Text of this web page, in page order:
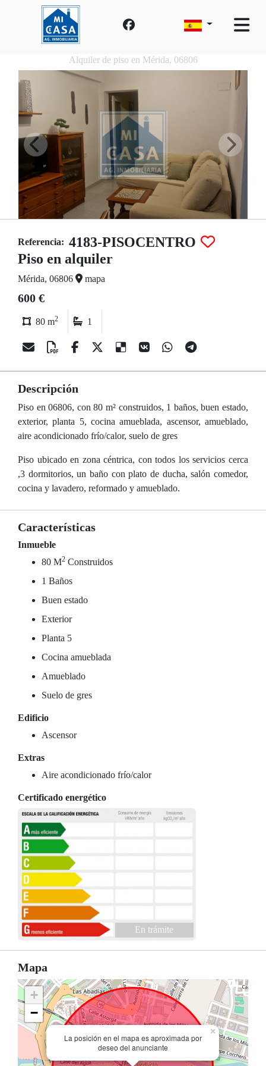
Alquiler de piso en Mérida, 06806
Referencia: 4183-PISOCENTRO
Piso en alquiler
Mérida, 06806 mapa
600 €
80 m2 1
Descripción
Piso en 06806, con 80 m² construidos, 1 baños, buen estado,
exterior, planta 5, cocina amueblada, ascensor, amueblado,
aire acondicionado frío/calor, suelo de gres
Piso ubicado en zona céntrica, con todos los servicios cerca
,3 dormitorios, un baño con plato de ducha, salón comedor,
cocina y lavadero, reformado y amueblado.
Características
Inmueble
80 M2 Construidos
1 Baños
Buen estado
Exterior
Planta 5
Cocina amueblada
Amueblado
Suelo de gres
Edificio
Ascensor
Extras
Aire acondicionado frío/calor
Certificado energético
En trámite
Mapa
La posición en el mapa es aproximada por
deseo del anunciante
×
+
−